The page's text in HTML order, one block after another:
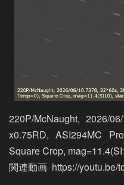
220P/McNaught, 2026/
x0.75RD, ASI294MC
Square Crop,
関連動画  https://youtu.be/